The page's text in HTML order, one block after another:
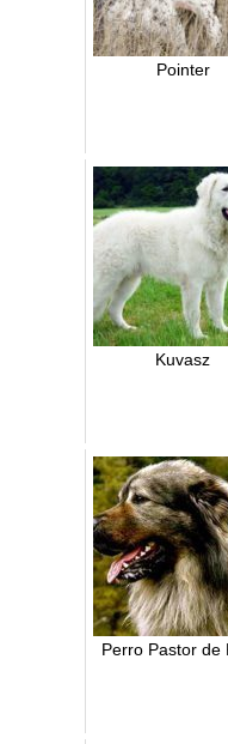
Pointer
Kuvasz
Perro Pastor de